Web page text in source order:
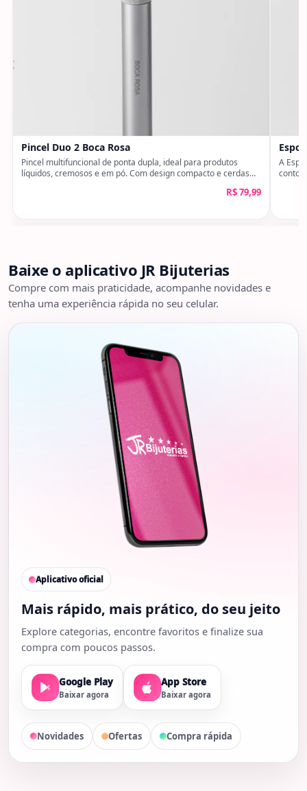
Pincel Duo 2 Boca Rosa
Pincel multifuncional de ponta dupla, ideal para produtos
líquidos, cremosos e em pó. Com design compacto e cerdas
R$79,99
A
Baixe o aplicativo JR Bijuterias
Compre com mais praticidade, acompanhe novidades e
tenha uma experiência rápida no seu celular.
Aplicativo oficial
Mais rápido, mais prático, do seu jeito
Explore categorias, encontre favoritos e finalize sua
compra com poucos passos.
Google Play
Baixar agora
App Store
Baixar agora
Novidades Ofertas Compra rápida